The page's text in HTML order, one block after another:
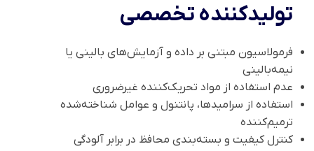
تولیدکننده تخصصی
فرمولاسیون مبتنی بر داده و آزمایش‌های بالینی یا
نیمه‌بالینی
عدم استفاده از مواد تحریک‌کننده غیرضروری
استفاده از سرامیدها، پانتنول و عوامل شناخته‌شده
ترمیم‌کننده
کنترل کیفیت و بسته‌بندی محافظ در برابر آلودگی